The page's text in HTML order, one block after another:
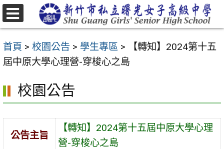
跳
至
要
內
區
首頁 > 校園公告 > 學生專區 >
【轉知】2024第十五
屆中原大學心理營-穿梭心之島
校園公告
公告主旨
【轉知】2024第十五屆中原大學心理
營-穿梭心之島
選
單